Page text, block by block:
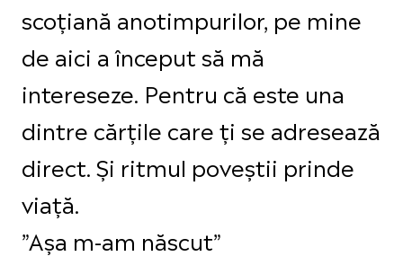
scoțiană anotimpurilor, pe mine
de aici a început să mă
intereseze. Pentru că este una
dintre cărțile care ți se adresează
direct. Și ritmul poveștii prinde
viață.
”Așa m-am născut”